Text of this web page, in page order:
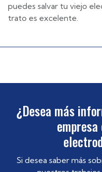
Además, el
¿Desea más